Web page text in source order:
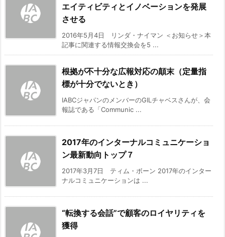
エイティビティとイノベーションを発展
させる
2016年5月4日 リンダ・ナイマン ＜お知らせ＞本
記事に関連する情報交換会を5 ...
根拠が不十分な広報対応の顛末（定量指
標が十分でないとき）
IABCジャパンのメンバーのGILチャベスさんが、会
報誌である「Communic ...
2017年のインターナルコミュニケーショ
ン最新動向トップ７
2017年3月7日 ティム・ボーン 2017年のインター
ナルコミュニケーションは ...
“転換する会話”で顧客のロイヤリティを
獲得